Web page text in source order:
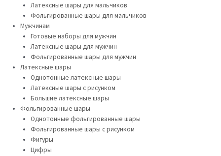
Латексные шары для мальчиков
Фольгированные шары для мальчиков
Мужчинам
Готовые наборы для мужчин
Латексные шары для мужчин
Фольгированные шары для мужчин
Латексные шары
Однотонные латексные шары
Латексные шары с рисунком
Большие латексные шары
Фольгированные шары
Однотонные фольгированные шары
Фольгированные шары с рисунком
Фигуры
Цифры